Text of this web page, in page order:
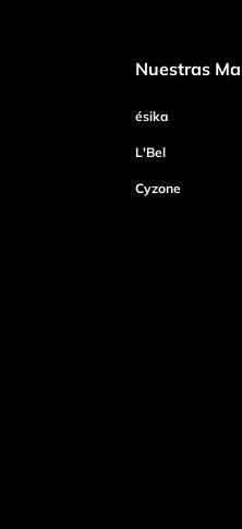
Escribe un
Nuestras
ésika
L'Bel
Cyzone